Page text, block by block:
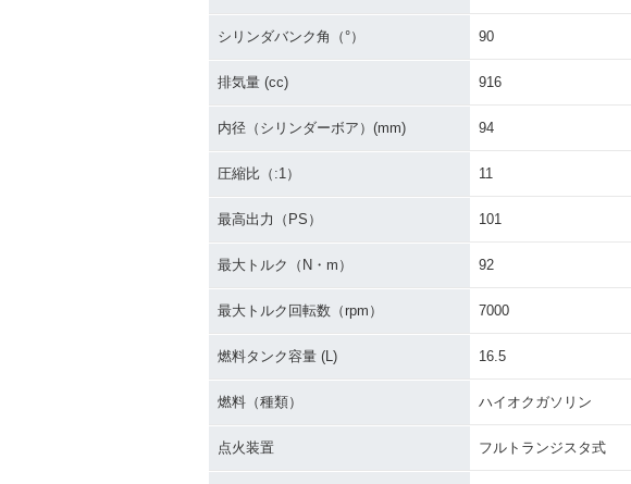
シリンダバンク角（°） 90
排気量 (cc) 916
内径（シリンダーボア）(mm) 94
圧縮比（:1） 11
最高出力（PS） 101
最大トルク（N・m） 92
最大トルク回転数（rpm） 7000
燃料タンク容量 (L) 16.5
燃料（種類） ハイオクガソリン
点火装置 フルトランジスタ式